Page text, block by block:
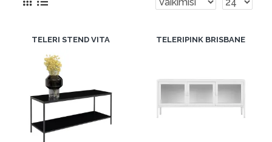
TELERI STEND VITA TELERIPINK BRISBANE